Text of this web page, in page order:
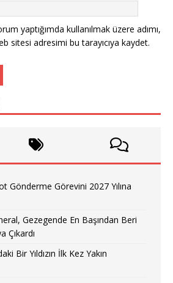
yaptığımda kullanılmak üzere adımı,
sitesi adresimi bu tarayıcıya kaydet.
Gönderme Görevini 2027 Yılına
Gezegende En Başından Beri
Çıkardı
Bir Yıldızın İlk Kez Yakın